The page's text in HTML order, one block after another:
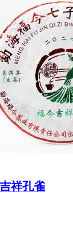
祥孔雀